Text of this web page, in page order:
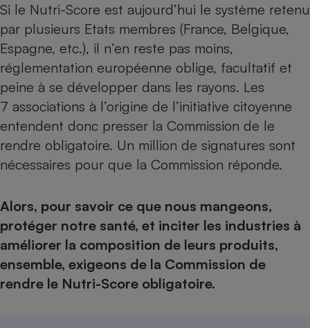
Si le Nutri-Score est aujourd’hui le système retenu
par plusieurs Etats membres (France, Belgique,
Espagne, etc.), il n’en reste pas moins,
réglementation européenne oblige, facultatif et
peine à se développer dans les rayons. Les
7 associations à l’origine de l’initiative citoyenne
entendent donc presser la Commission de le
rendre obligatoire. Un million de signatures sont
nécessaires pour que la Commission réponde.
Alors, pour savoir ce que nous mangeons,
protéger notre santé, et inciter les industries à
améliorer la composition de leurs produits,
ensemble, exigeons de la Commission de
rendre le Nutri-Score obligatoire.
Robot ménager